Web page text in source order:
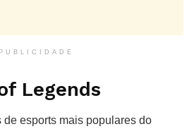
PUBLICIDADE
Legends
esports mais populares do